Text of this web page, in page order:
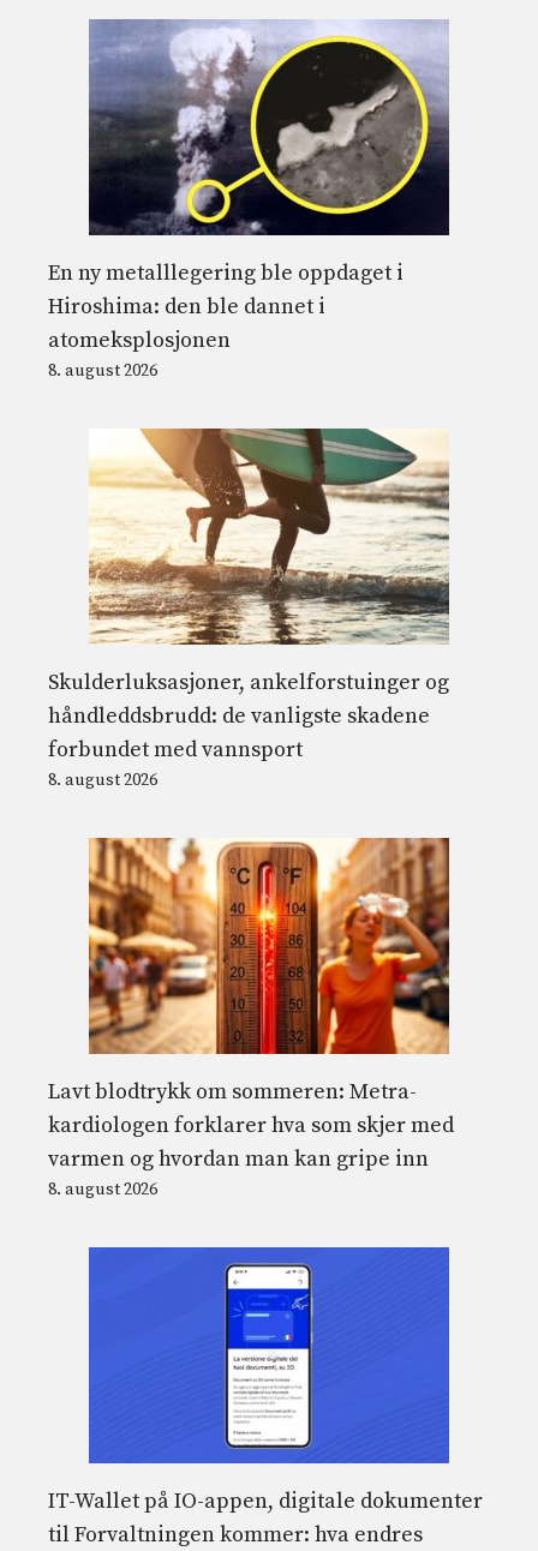
En ny metalllegering ble oppdaget i
Hiroshima: den ble dannet i
atomeksplosjonen
8. august 2026
Skulderluksasjoner, ankelforstuinger og
håndleddsbrudd: de vanligste skadene
forbundet med vannsport
8. august 2026
Lavt blodtrykk om sommeren: Metra-
kardiologen forklarer hva som skjer med
varmen og hvordan man kan gripe inn
8. august 2026
IT-Wallet på IO-appen, digitale dokumenter
til Forvaltningen kommer: hva endres